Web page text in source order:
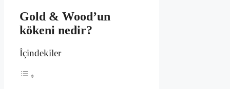
Gold & Wood’un
kökeni nedir?
İçindekiler